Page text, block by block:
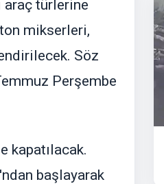
araç türlerine
mikserleri,
Söz
Perşembe
kapatılacak.
başlayarak